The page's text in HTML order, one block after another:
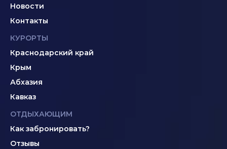
Новости
Контакты
КУРОРТЫ
Краснодарский край
Крым
Абхазия
Кавказ
ОТДЫХАЮЩИМ
Как забронировать?
Отзывы